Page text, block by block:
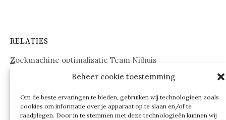
Beheer cookie toestemming
Om de beste ervaringen te bieden, gebruiken wij technologieën zoals
cookies om informatie over je apparaat op te slaan en/of te
raadplegen. Door in te stemmen met deze technologieën kunnen wij
RELATIES
Zoekmachine optimalisatie Team Nijhuis